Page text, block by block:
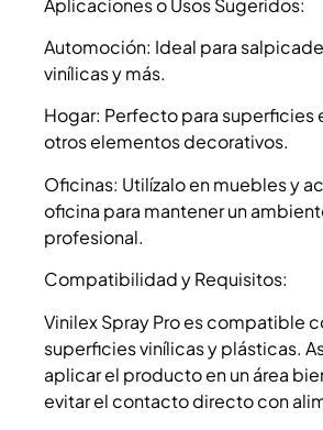
Automoción: Ideal para
vinílicas y más.
Hogar: Perfecto para superficies
otros elementos decorativos.
Oficinas: Utilízalo en muebles y
oficina para mantener un
profesional.
Compatibilidad y Requisitos:
Vinilex Spray Pro es compatible
superficies vinílicas y plásticas.
aplicar el producto en un área
evitar el contacto directo con